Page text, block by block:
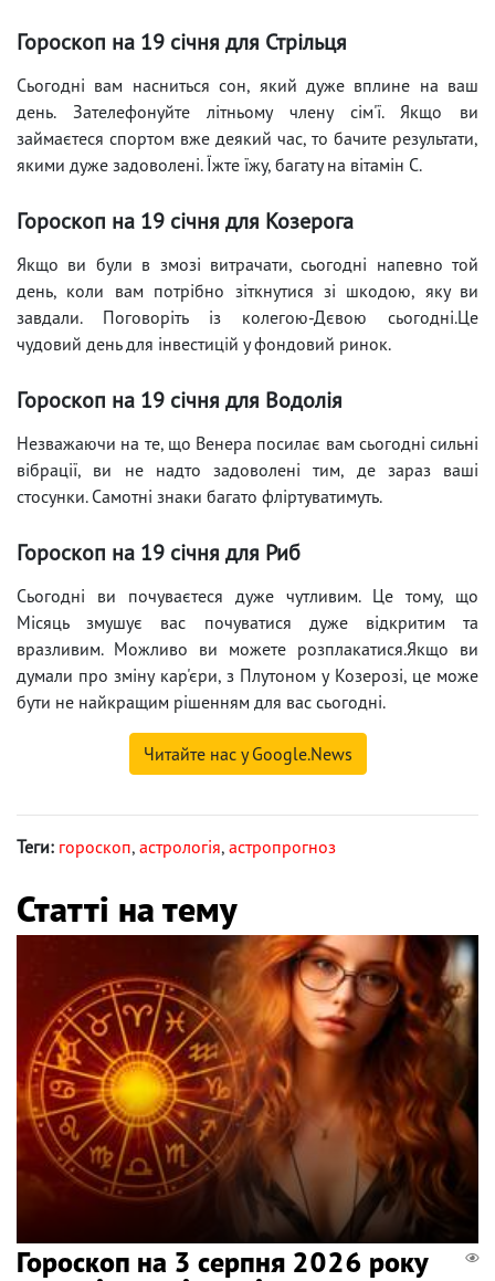
Гороскоп на 19 січня для Стрільця
Сьогодні вам насниться сон, який дуже вплине на ваш
день. Зателефонуйте літньому члену сім'ї. Якщо ви
займаєтеся спортом вже деякий час, то бачите результати,
якими дуже задоволені. Їжте їжу, багату на вітамін С.
Гороскоп на 19 січня для Козерога
Якщо ви були в змозі витрачати, сьогодні напевно той
день, коли вам потрібно зіткнутися зі шкодою, яку ви
завдали. Поговоріть із колегою-Дєвою сьогодні.Це
чудовий день для інвестицій у фондовий ринок.
Гороскоп на 19 січня для Водолія
Незважаючи на те, що Венера посилає вам сьогодні сильні
вібрації, ви не надто задоволені тим, де зараз ваші
стосунки. Самотні знаки багато фліртуватимуть.
Гороскоп на 19 січня для Риб
Сьогодні ви почуваєтеся дуже чутливим. Це тому, що
Місяць змушує вас почуватися дуже відкритим та
вразливим. Можливо ви можете розплакатися.Якщо ви
думали про зміну кар'єри, з Плутоном у Козерозі, це може
бути не найкращим рішенням для вас сьогодні.
Читайте нас у Google.News
Теги: гороскоп, астрологія, астропрогноз
Статті на тему
Гороскоп на 3 серпня 2026 року